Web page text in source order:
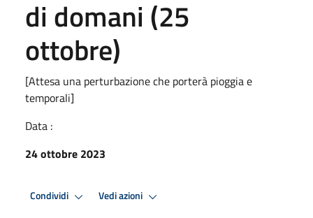
di domani (25
ottobre)
[Attesa una perturbazione che porterà pioggia e
temporali]
Data :
24 ottobre 2023
Condividi Vedi azioni